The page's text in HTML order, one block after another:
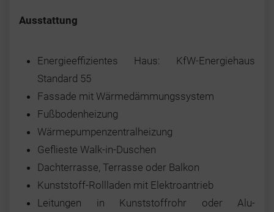
Ausstattung
Energieeffizientes Haus: KfW-Energiehaus
Standard 55
Fassade mit Wärmedämmungssystem
Fußbodenheizung
Wärmepumpenzentralheizung
Geflieste Walk-in-Duschen
Dachterrasse, Terrasse oder Balkon
Kunststoff-Rollladen mit Elektroantrieb
Leitungen in Kunststoffrohr oder Alu-